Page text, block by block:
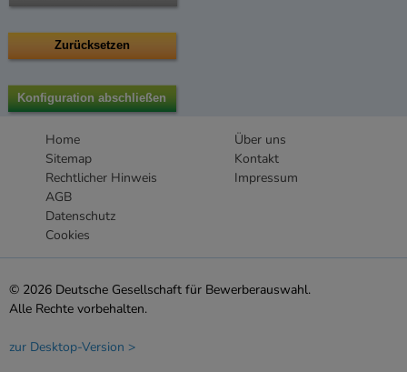
Home
Sitemap
Rechtlicher Hinweis
AGB
Datenschutz
Cookies
Über uns
Kontakt
Impressum
© 2026 Deutsche Gesellschaft für Bewerberauswahl.
Alle Rechte vorbehalten.
zur Desktop-Version >